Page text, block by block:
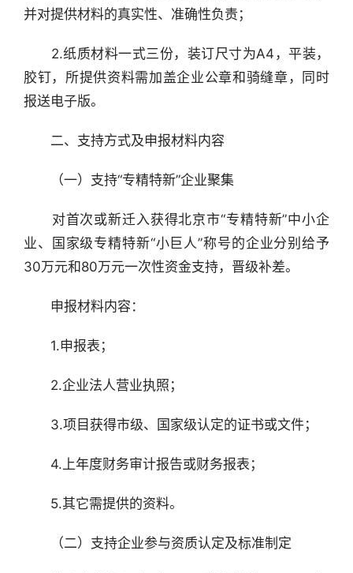
并对提供材料的真实性、准确性负责；
2.纸质材料一式三份，装订尺寸为A4，平装，
胶钉，所提供资料需加盖企业公章和骑缝章，同时
报送电子版。
二、支持方式及申报材料内容
（一）支持“专精特新”企业聚集
对首次或新迁入获得北京市“专精特新”中小企
业、国家级专精特新“小巨人”称号的企业分别给予
30万元和80万元一次性资金支持，晋级补差。
申报材料内容：
1.申报表；
2.企业法人营业执照；
3.项目获得市级、国家级认定的证书或文件；
4.上年度财务审计报告或财务报表；
5.其它需提供的资料。
（二）支持企业参与资质认定及标准制定